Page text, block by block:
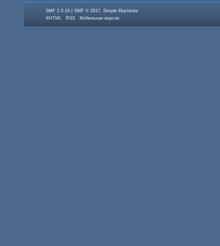
SMF 2.0.19 |SMF © 2017,Simple Machines
XHTML
RSS Мобильная версия